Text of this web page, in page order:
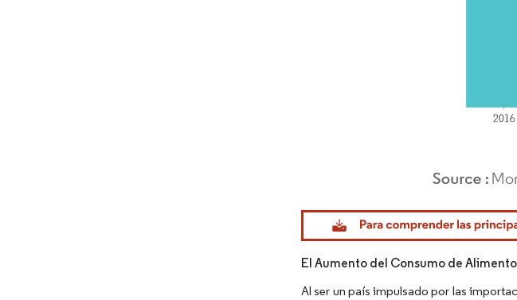
Imagen © Mordor Intelligence. El uso requiere
El Aumento del Consumo de
Al ser un país impulsado por las